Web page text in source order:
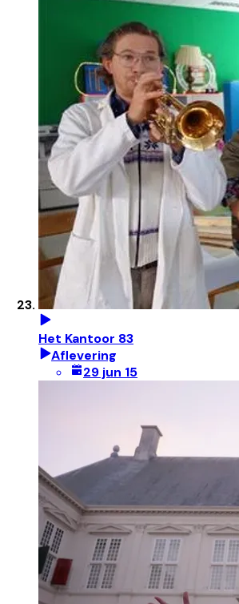
Het Kantoor 83
Aflevering
29 jun 15